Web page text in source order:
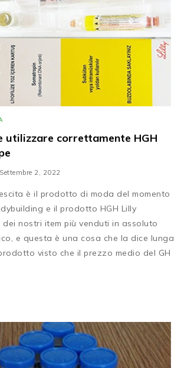
utilizzare correttamente HGH
Settembre 2, 2022
è il prodotto di moda del momento
e il prodotto HGH Lilly
dei nostri item più venduti in assoluto
e questa è una cosa che la dice lunga
visto che il prezzo medio del GH